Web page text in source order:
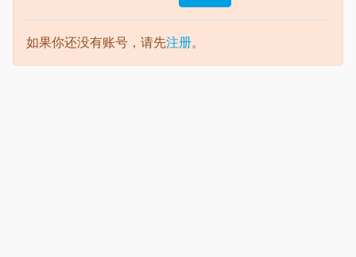
如果你还没有账号，请先注册。